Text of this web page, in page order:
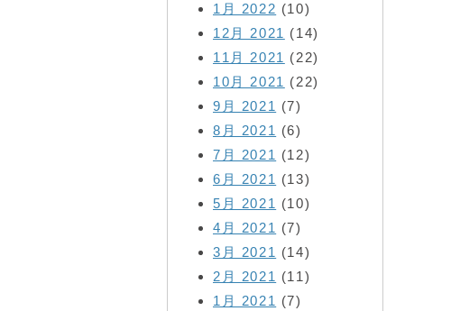
1月 2022 (10)
12月 2021 (14)
11月 2021 (22)
10月 2021 (22)
9月 2021 (7)
8月 2021 (6)
7月 2021 (12)
6月 2021 (13)
5月 2021 (10)
4月 2021 (7)
3月 2021 (14)
2月 2021 (11)
1月 2021 (7)